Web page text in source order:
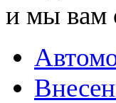
и мы вам